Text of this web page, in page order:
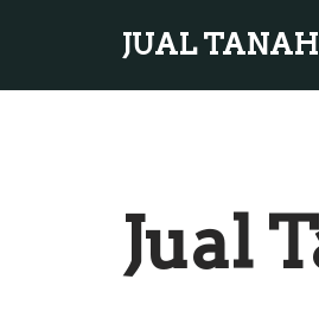
ke
JUAL
Jual